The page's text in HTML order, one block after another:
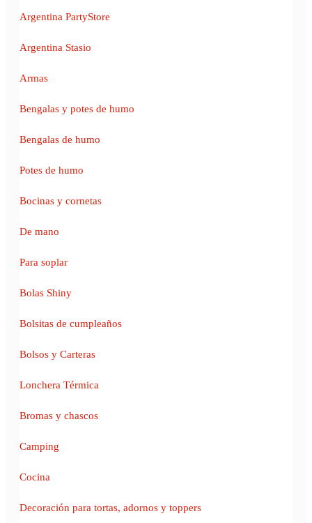
Argentina PartyStore
Argentina Stasio
Armas
Bengalas y potes de humo
Bengalas de humo
Potes de humo
Bocinas y cornetas
De mano
Para soplar
Bolas Shiny
Bolsitas de cumpleaños
Bolsos y Carteras
Lonchera Térmica
Bromas y chascos
Camping
Cocina
Decoración para tortas, adornos y toppers